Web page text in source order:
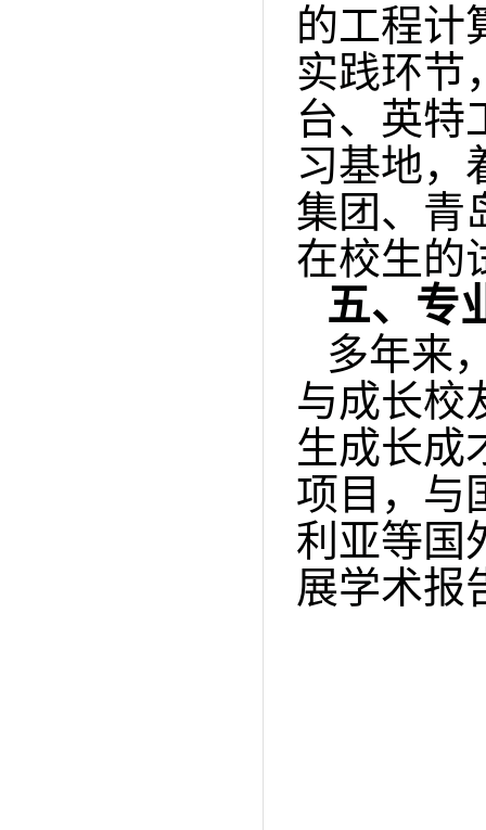
的工程计
实践环节
台、英特
习基地，
集团、青
在校生的
五、 专
多年来
与成长校
生成长成
项目，与
利亚等国
展学术报